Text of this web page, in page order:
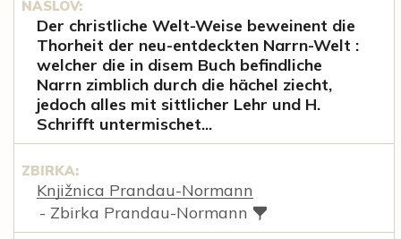
NASLOV:
Der christliche Welt-Weise beweinent die
Thorheit der neu-entdeckten Narrn-Welt :
welcher die in disem Buch befindliche
Narrn zimblich durch die hächel ziecht,
jedoch alles mit sittlicher Lehr und H.
Schrifft untermischet...
ZBIRKA:
Knjižnica Prandau-Normann
- Zbirka Prandau-Normann